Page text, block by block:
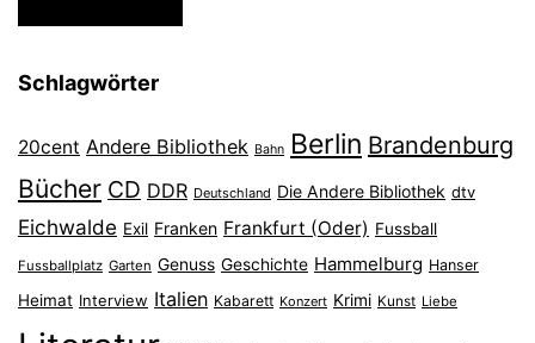
Schlagwörter
20cent Andere Bibliothek Bahn Berlin Brandenburg
Bücher CD DDR Deutschland Die Andere Bibliothek dtv
Eichwalde Exil Franken Frankfurt (Oder) Fussball
Fussballplatz Garten Genuss Geschichte Hammelburg Hanser
Heimat Interview Italien Kabarett Konzert Krimi Kunst Liebe